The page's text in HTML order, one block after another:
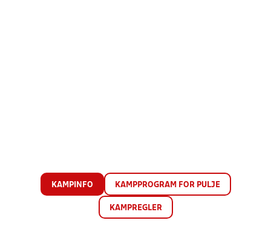
KAMPINFO KAMPPROGRAM FOR PULJE
KAMPREGLER